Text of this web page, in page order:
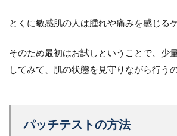
とくに敏感肌の人は腫れや痛みを感じる
そのため最初はお試しということで、少
してみて、肌の状態を見守りながら行う
パッチテストの方法